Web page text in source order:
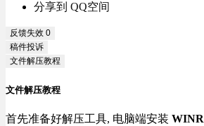
分享到 QQ空间
反馈失效 0
稿件投诉
文件解压教程
文件解压教程
首先准备好解压工具, 电脑端安装